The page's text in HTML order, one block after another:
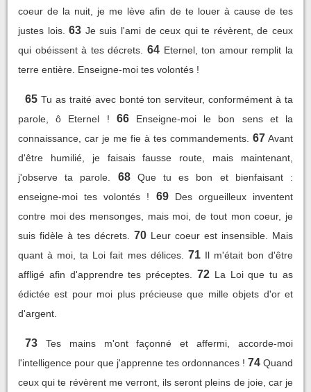
coeur de la nuit, je me lève afin de te louer à cause de tes
justes lois. 63 Je suis l'ami de ceux qui te révèrent, de ceux
qui obéissent à tes décrets.
64 Eternel, ton amour remplit la
terre entière. Enseigne-moi tes volontés !
65 Tu as traité avec bonté ton serviteur, conformément à ta
parole, ô Eternel !
66
Enseigne-moi le bon sens et la
connaissance, car je me fie à tes commandements. 67 Avant
d'être humilié, je faisais fausse route, mais maintenant,
j'observe ta parole.
68
Que tu es bon et bienfaisant :
enseigne-moi tes volontés !
69
Des orgueilleux inventent
contre moi des mensonges, mais moi, de tout mon coeur, je
suis fidèle à tes décrets.
70 Leur coeur est insensible. Mais
quant à moi, ta Loi fait mes délices.
71 Il m'était bon d'être
affligé afin d'apprendre tes préceptes.
72 La Loi que tu as
édictée est pour moi plus précieuse que mille objets d'or et
d'argent.
73
Tes mains m'ont façonné et affermi, accorde-moi
l'intelligence pour que j'apprenne tes ordonnances ! 74 Quand
ceux qui te révèrent me verront, ils seront pleins de joie, car je